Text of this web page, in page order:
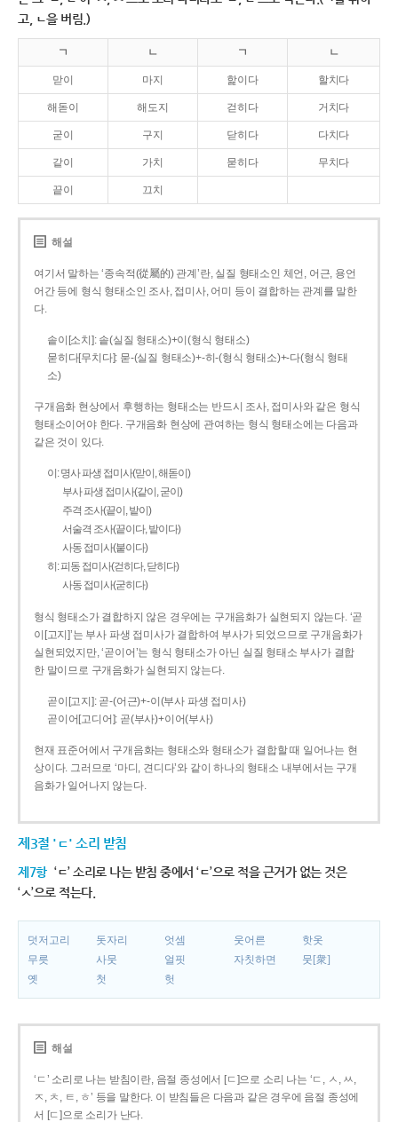
고, ㄴ을 버림.)
ㄱ ㄴ ㄱ ㄴ
맏이 마지 핥이다 할치다
해돋이 해도지 걷히다 거치다
굳이 구지 닫히다 다치다
같이 가치 묻히다 무치다
끝이 끄치
해설
여기서 말하는 ‘종속적(從屬的) 관계’란, 실질 형태소인 체언, 어근, 용언
어간 등에 형식 형태소인 조사, 접미사, 어미 등이 결합하는 관계를 말한
다.
솥이[소치]: 솥(실질 형태소)+이(형식 형태소)
묻히다[무치다]: 묻­-(실질 형태소)+­-히­-(형식 형태소)+-다(형식 형태
소)
구개음화 현상에서 후행하는 형태소는 반드시 조사, 접미사와 같은 형식
형태소이어야 한다. 구개음화 현상에 관여하는 형식 형태소에는 다음과
같은 것이 있다.
이: 명사 파생 접미사(맏이, 해돋이)
부사 파생 접미사(같이, 굳이)
주격 조사(끝이, 밭이)
서술격 조사(끝이다, 밭이다)
사동 접미사(붙이다)
히: 피동 접미사(걷히다, 닫히다)
사동 접미사(굳히다)
형식 형태소가 결합하지 않은 경우에는 구개음화가 실현되지 않는다. ‘곧
이[고지]’는 부사 파생 접미사가 결합하여 부사가 되었으므로 구개음화가
실현되었지만, ‘곧이어’는 형식 형태소가 아닌 실질 형태소 부사가 결합
한 말이므로 구개음화가 실현되지 않는다.
곧이[고지]: 곧-­(어근)+­-이(부사 파생 접미사)
곧이어[고디어]: 곧(부사)+이어(부사)
현재 표준어에서 구개음화는 형태소와 형태소가 결합할 때 일어나는 현
상이다. 그러므로 ‘마디, 견디다’와 같이 하나의 형태소 내부에서는 구개
음화가 일어나지 않는다.
제3절 'ㄷ' 소리 받침
제7항 ‘ㄷ’ 소리로 나는 받침 중에서 ‘ㄷ’으로 적을 근거가 없는 것은
‘ㅅ’으로 적는다.
덧저고리 돗자리 엇셈 웃어른
핫옷
무릇
사뭇 얼핏 자칫하면
뭇[衆]
옛
첫 헛
해설
‘ㄷ’ 소리로 나는 받침이란, 음절 종성에서 [ㄷ]으로 소리 나는 ‘ㄷ, ㅅ, ㅆ,
ㅈ, ㅊ, ㅌ, ㅎ’ 등을 말한다. 이 받침들은 다음과 같은 경우에 음절 종성에
서 [ㄷ]으로 소리가 난다.